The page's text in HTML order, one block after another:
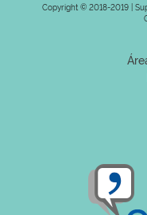
Copyright © 2018-2019 |